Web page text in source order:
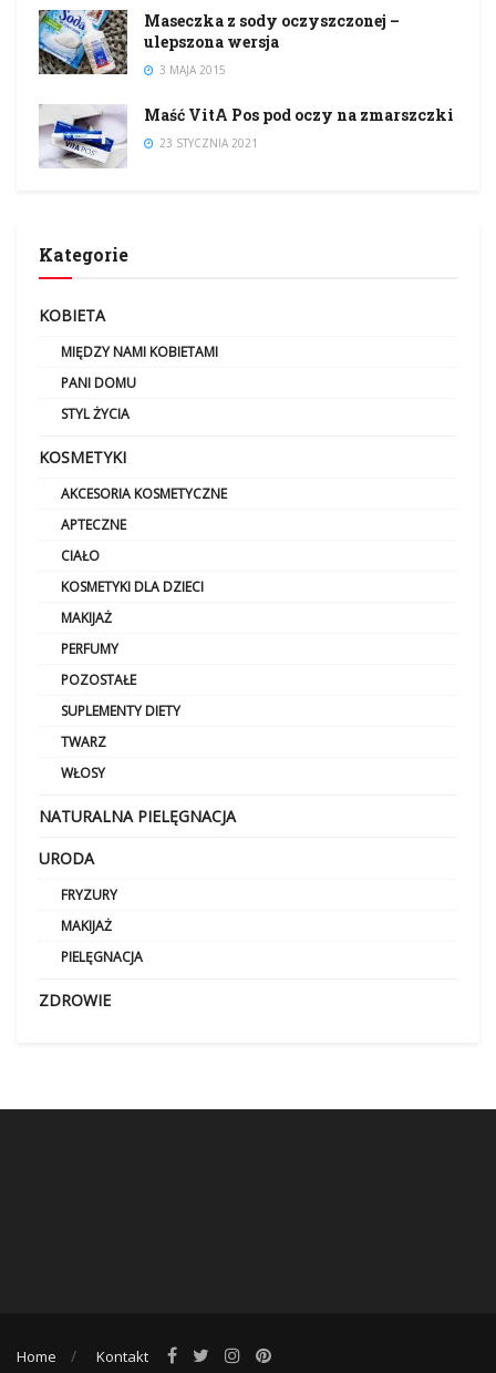
Maseczka z sody oczyszczonej –
ulepszona wersja
3 MAJA 2015
Maść VitA Pos pod oczy na zmarszczki
23 STYCZNIA 2021
Kategorie
KOBIETA
MIĘDZY NAMI KOBIETAMI
PANI DOMU
STYL ŻYCIA
KOSMETYKI
AKCESORIA KOSMETYCZNE
APTECZNE
CIAŁO
KOSMETYKI DLA DZIECI
MAKIJAŻ
PERFUMY
POZOSTAŁE
SUPLEMENTY DIETY
TWARZ
WŁOSY
NATURALNA PIELĘGNACJA
URODA
FRYZURY
MAKIJAŻ
PIELĘGNACJA
ZDROWIE
Home Kontakt